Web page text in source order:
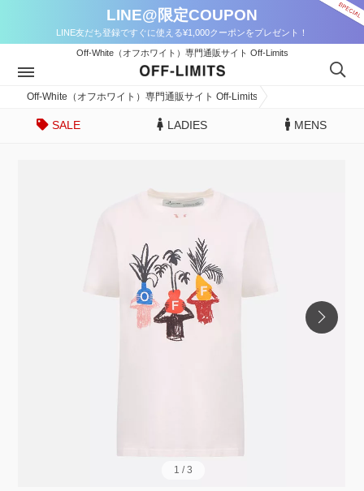
LINE@限定COUPON
LINE友だち登録ですぐに使える¥1,000クーポンをプレゼント！
Off-White（オフホワイト）専門通販サイト Off-Limits
Off-White（オフホワイト）専門通販サイト Off-Limits
SALE LADIES MENS
1 /3
1 /3